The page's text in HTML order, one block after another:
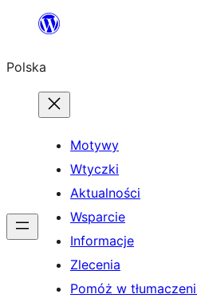
Przejdź
treści
Polska
Motywy
Wtyczki
Aktualności
Wsparcie
Informacje
Zlecenia
Pomóż w